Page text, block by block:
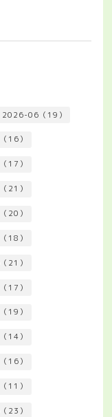
2026-06（19）
16）
17）
21）
20）
18）
21）
17）
19）
14）
16）
11）
23）